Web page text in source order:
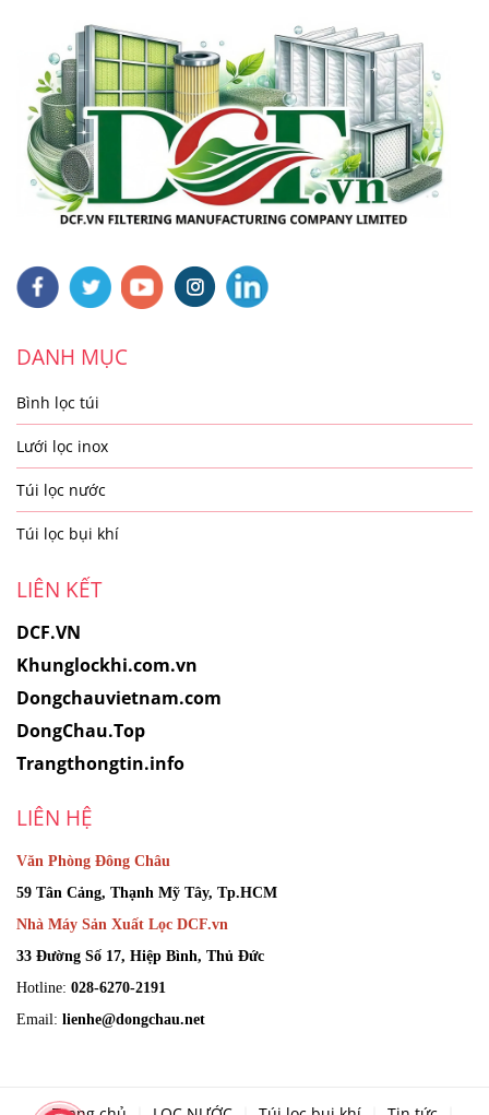
DANH MỤC
Bình lọc túi
Lưới lọc inox
Túi lọc nước
Túi lọc bụi khí
LIÊN KẾT
DCF.VN
Khunglockhi.com.vn
Dongchauvietnam.com
DongChau.Top
Trangthongtin.info
LIÊN HỆ
Văn Phòng Đông Châu
59 Tân Cảng, Thạnh Mỹ Tây, Tp.HCM
Nhà Máy Sản Xuất Lọc DCF.vn
33 Đường Số 17, Hiệp Bình, Thủ Đức
Hotline: 028-6270-2191
Email: lienhe@dongchau.net